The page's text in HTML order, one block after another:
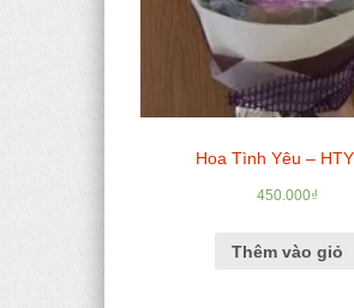
Hoa Tình Yêu –
450.000₫
Thêm vào giỏ